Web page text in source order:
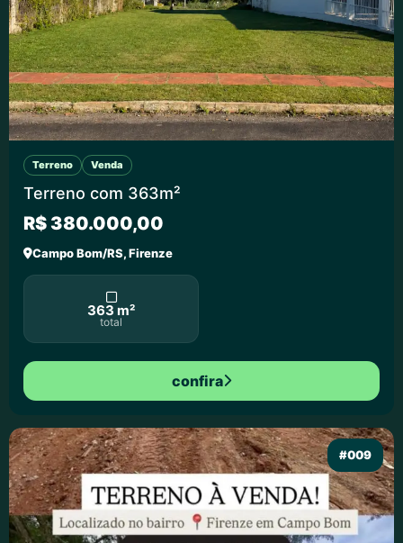
Terreno Venda
Terreno com 363m²
R$ 380.000,00
Campo Bom/RS, Firenze
363 m²
total
confira
#009